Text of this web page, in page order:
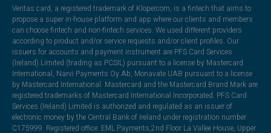
Veritas card, a registered trademark of Klopercom, is a fintech that aims to
propose a super in-house platform and app where our clients and members
can choose fintech and non-fintech services. We used different providers
according to product and/or service requests and/or client profiles. Our
issuers for accounts and payment instrument are PFS Card Services
(Ireland) Limited (trading as PCSIL) pursuant to a license by Mastercard
International, Narvi Payments Oy Ab, Monavate UAB pursuant to a license
by Mastercard International. Mastercard and the Mastercard Brand Mark are
registered trademarks of Mastercard International Incorporated. PFS Card
Services (Ireland) Limited is authorized and regulated as an issuer of
electronic money by the Central Bank of Ireland under registration number
C175999. Registered office: EML Payments,2nd Floor La Vallee House, Upper